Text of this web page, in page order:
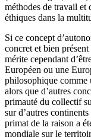
méthodes de travail et
éthiques dans la
Si ce concept
concret et bien
mérite cependant
Européen ou une
philosophique comme
alors que d’autres
primauté du collectif
sur d’autres
primat de la raison a
mondiale sur le